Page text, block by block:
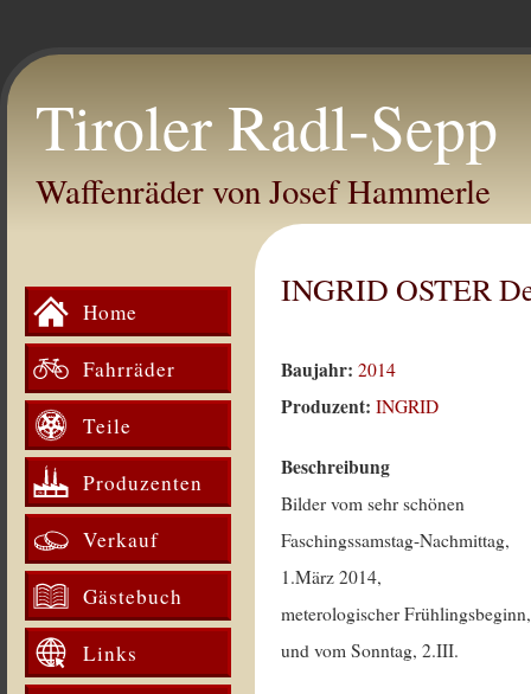
Tiroler Radl-Sepp
Waffenräder von Josef Hammerle
Home
Fahrräder
Teile
Produzenten
Verkauf
Gästebuch
Links
INGRID OSTER
Baujahr:2014
Produzent:INGRID
Beschreibung
Bilder vom sehr schönen
Faschingssamstag-Nachmittag,
1.März 2014,
meterologischer Frühlingsbeginn,
und vom Sonntag, 2.III.